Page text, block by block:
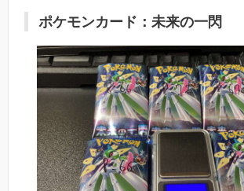
ポケモンカード：未来の一閃